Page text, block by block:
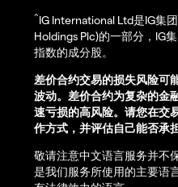
^IG International Ltd是IG集
Holdings Plc)的一部分，IG
指数的成分股。
差价合约交易的损失风险可
波动。差价合约为复杂的金
速亏损的高风险。请您在交
作方式，并评估自己能否承
敬请注意中文语言服务并不
是我们服务所使用的主要语